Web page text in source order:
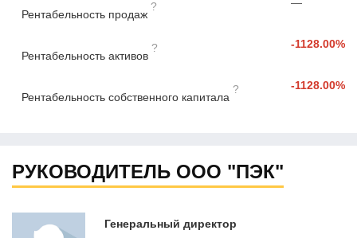
Рентабельность продаж
?
Рентабельность активов
? -1128.00%
Рентабельность собственного капитала
? -1128.00%
РУКОВОДИТЕЛЬ ООО "ПЭК"
Генеральный директор